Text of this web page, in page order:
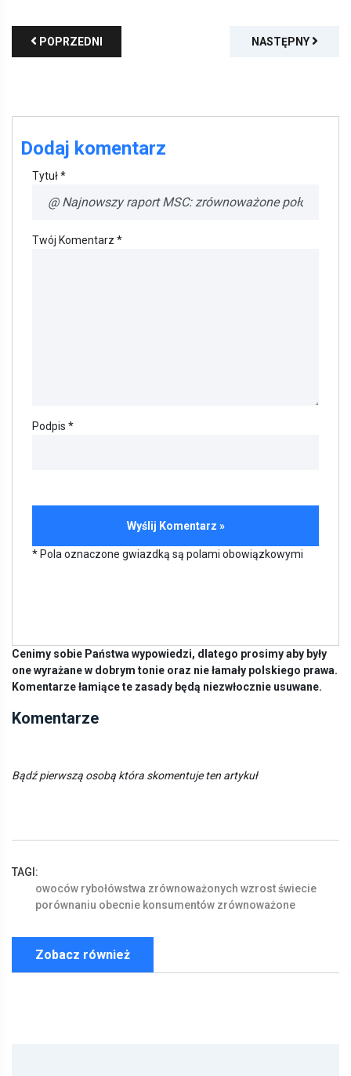
POPRZEDNI NASTĘPNY
Dodaj komentarz
Tytuł *
Twój Komentarz *
Podpis *
* Pola oznaczone gwiazdką są polami obowiązkowymi
Cenimy sobie Państwa wypowiedzi, dlatego prosimy aby były
one wyrażane w dobrym tonie oraz nie łamały polskiego prawa.
Komentarze łamiące te zasady będą niezwłocznie usuwane.
Komentarze
Bądź pierwszą osobą która skomentuje ten artykuł
TAGI:
owoców rybołówstwa zrównoważonych wzrostświecie
porównaniu obecnie konsumentów zrównoważone
Zobacz również